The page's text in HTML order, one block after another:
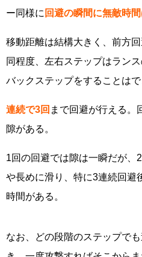
ー同様に 回避の瞬間に無敵時間
移動距離は結構大きく、前方
同程度、左右ステップはランス
バックステップをすることはで
連続で3回 まで回避が行える。
隙がある。
1回の回避では隙は一瞬だが、
や長めに滑り、特に3連続回避
時間がある。
なお、どの段階のステップで